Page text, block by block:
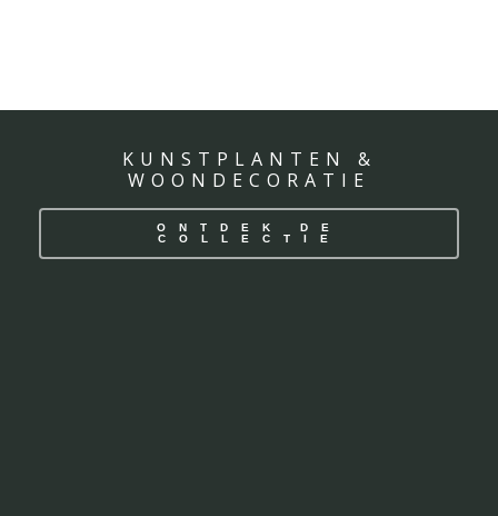
KUNSTPLANTEN &
WOONDECORATIE
ONTDEK DE
COLLECTIE